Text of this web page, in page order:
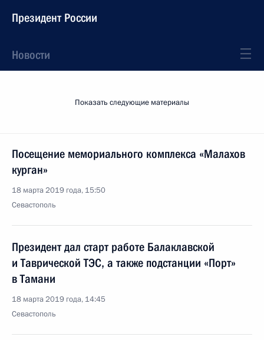
Президент России
Новости
Показать следующие материалы
Посещение мемориального комплекса «Малахов
курган»
18 марта 2019 года, 15:50
Севастополь
Президент дал старт работе Балаклавской
и Таврической ТЭС, а также подстанции «Порт»
в Тамани
18 марта 2019 года, 14:45
Севастополь